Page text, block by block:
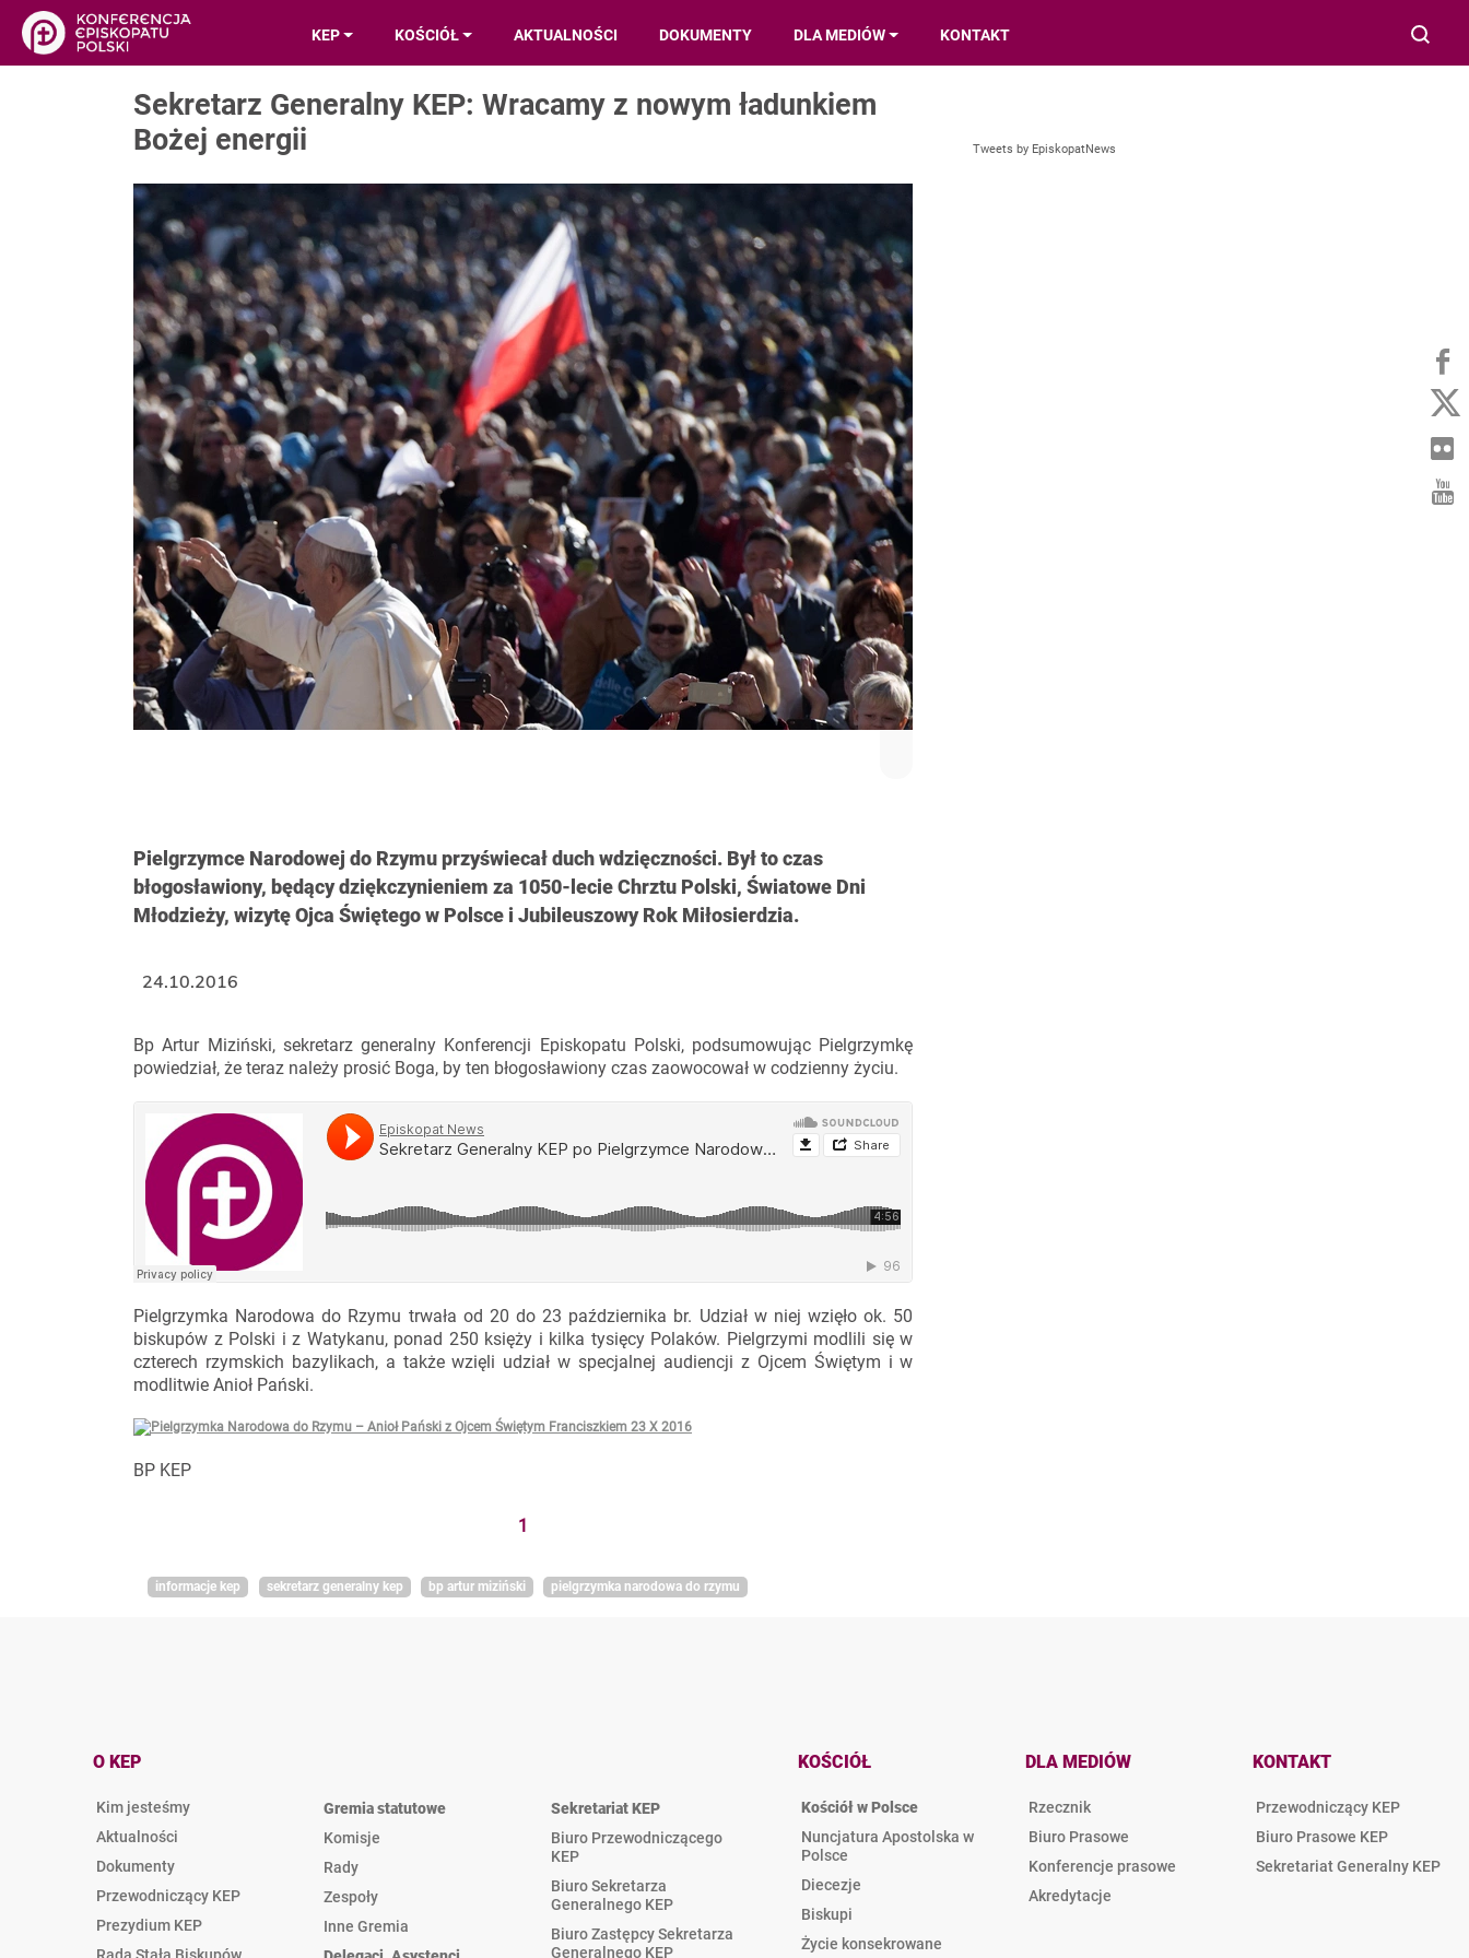
KEP KOŚCIÓŁ AKTUALNOŚCI DOKUMENTY DLA MEDIÓW KONTAKT
Sekretarz Generalny KEP: Wracamy z nowym ładunkiem
Bożej energii
Pielgrzymce Narodowej do Rzymu przyświecał duch wdzięczności. Był to czas
błogosławiony, będący dziękczynieniem za 1050-lecie Chrztu Polski, Światowe Dni
Młodzieży, wizytę Ojca Świętego w Polsce i Jubileuszowy Rok Miłosierdzia.
Bp Artur Miziński, sekretarz generalny Konferencji Episkopatu Polski, podsumowując Pielgrzymkę
powiedział, że teraz należy prosić Boga, by ten błogosławiony czas zaowocował w codzienny życiu.
Pielgrzymka Narodowa do Rzymu trwała od 20 do 23 października br. Udział w niej wzięło ok. 50
biskupów z Polski i z Watykanu, ponad 250 księży i kilka tysięcy Polaków. Pielgrzymi modlili się w
czterech rzymskich bazylikach, a także wzięli udział w specjalnej audiencji z Ojcem Świętym i w
modlitwie Anioł Pański.
BP KEP
1
24.10.2016
informacje kep sekretarz generalny kep bp artur miziński pielgrzymka narodowa do rzymu
Tweets by EpiskopatNews
O KEP
Kim jesteśmy
Aktualności
Dokumenty
Przewodniczący KEP
Prezydium KEP
Gremia statutowe
Komisje
Rady
Zespoły
Inne Gremia
Sekretariat KEP
Biuro Przewodniczącego
KEP
Biuro Sekretarza
Generalnego KEP
Biuro Zastępcy Sekretarza
Generalnego KEP
KOŚCIÓŁ
Kościół w Polsce
Nuncjatura Apostolska w
Polsce
Diecezje
Biskupi
Życie konsekrowane
DLA MEDIÓW
Rzecznik
Biuro Prasowe
Konferencje prasowe
Akredytacje
KONTAKT
Przewodniczący KEP
Biuro Prasowe KEP
Sekretariat Generalny KEP